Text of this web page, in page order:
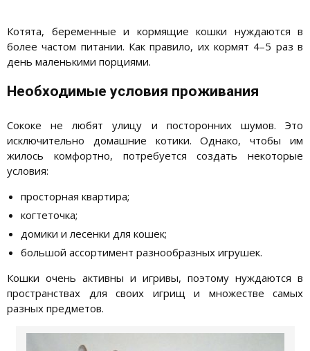
Котята, беременные и кормящие кошки нуждаются в
более частом питании. Как правило, их кормят 4–5 раз в
день маленькими порциями.
Необходимые условия проживания
Сококе не любят улицу и посторонних шумов. Это
исключительно домашние котики. Однако, чтобы им
жилось комфортно, потребуется создать некоторые
условия:
просторная квартира;
когтеточка;
домики и лесенки для кошек;
большой ассортимент разнообразных игрушек.
Кошки очень активны и игривы, поэтому нуждаются в
пространствах для своих игрищ и множестве самых
разных предметов.